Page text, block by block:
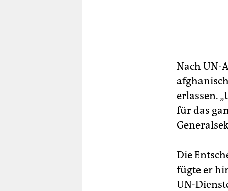
Nach UN-
erlassen.
für das
Die
fügte er
UN-